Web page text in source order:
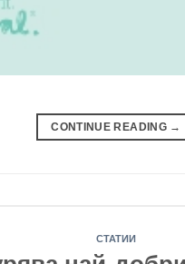
CONTINUE READING →
СТАТИИ